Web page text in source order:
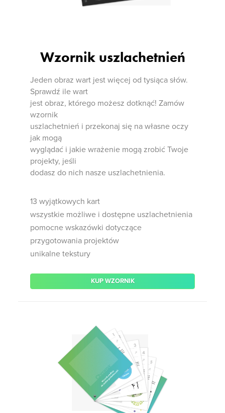
Wzornik uszlachetnień
Jeden obraz wart jest więcej od tysiąca słów.
Sprawdź ile wart
jest obraz, którego możesz dotknąć! Zamów
wzornik
uszlachetnień i przekonaj się na własne oczy
jak mogą
wyglądać i jakie wrażenie mogą zrobić Twoje
projekty, jeśli
dodasz do nich nasze uszlachetnienia.
13 wyjątkowych kart
wszystkie możliwe i dostępne uszlachetnienia
pomocne wskazówki dotyczące
przygotowania projektów
unikalne tekstury
KUP WZORNIK